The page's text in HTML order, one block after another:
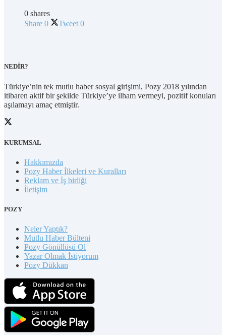
0 shares
Share 0 Tweet 0
NEDİR?
Türkiye’nin tek mutlu haber sosyal girişimi, Pozy 2018 yılından
itibaren aktif bir şekilde Türkiye’ye ilham vermeyi, pozitif konuları
aşılamayı amaç etmiştir.
KURUMSAL
Hakkımızda
Pozy Haber İlkeleri ve Kuralları
Reklam ve İş birliği
İletişim
POZY
Neler Yaptık?
Mutlu Haber Bülteni
Pozy Gönüllüsü Ol
Yazar Olmak İstiyorum
Pozy Dükkan